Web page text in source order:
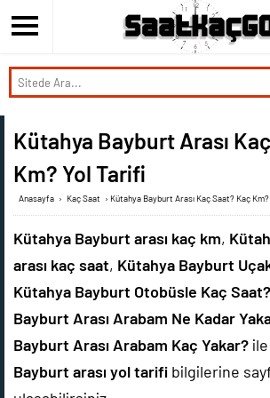
Kütahya Bayburt Arası
Km? Yol Tarifi
Anasayfa › Kaç Saat › Kütahya Bayburt Arası Kaç Saat? Kaç
Kütahya Bayburt arası kaç km,
arası kaç saat, Kütahya Bayburt
Kütahya Bayburt Otobüsle Kaç Saat?
Bayburt Arası Arabam Ne Kadar
Bayburt Arası Arabam Kaç Yakar? ile
Bayburt arası yol tarifi bilgilerine